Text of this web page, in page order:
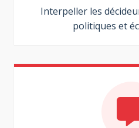
Interpeller les
politiques et